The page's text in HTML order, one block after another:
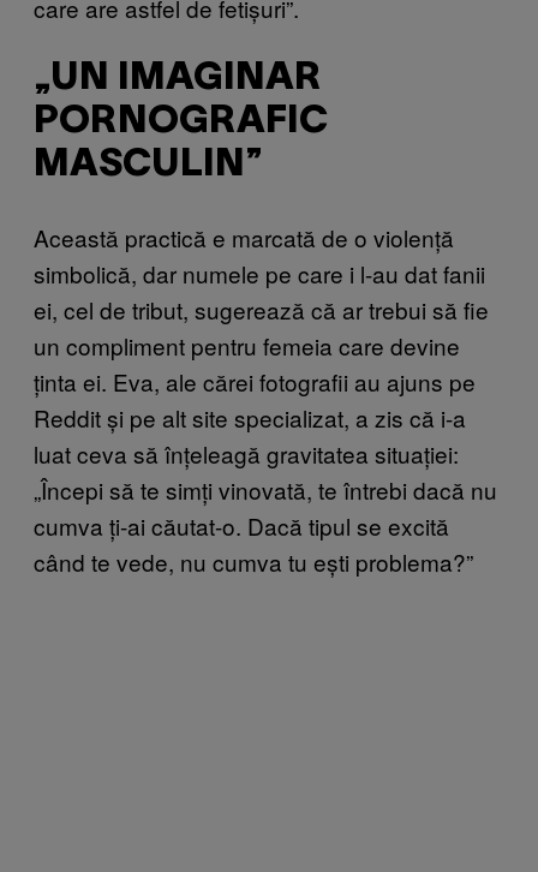
care are astfel de fetișuri”.
„UN IMAGINAR
PORNOGRAFIC
MASCULIN”
Această practică e marcată de o violență
simbolică, dar numele pe care i l-au dat fanii
ei, cel de tribut, sugerează că ar trebui să fie
un compliment pentru femeia care devine
ținta ei. Eva, ale cărei fotografii au ajuns pe
Reddit și pe alt site specializat, a zis că i-a
luat ceva să înțeleagă gravitatea situației:
„Începi să te simți vinovată, te întrebi dacă nu
cumva ți-ai căutat-o. Dacă tipul se excită
când te vede, nu cumva tu ești problema?”